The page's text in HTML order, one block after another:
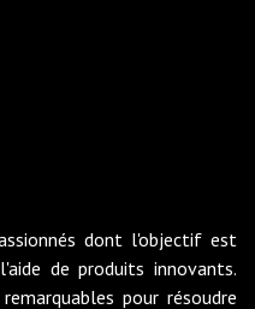
dont l'objectif est
de produits innovants.
pour résoudre